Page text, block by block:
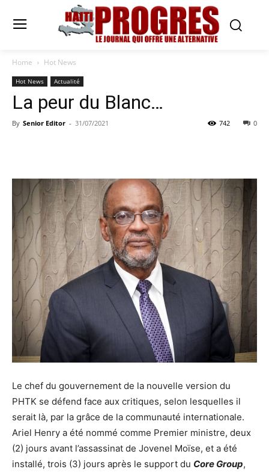
Home Hot News
Hot News Actualité
La peur du Blanc…
By Senior Editor - 31/07/2021 0
742
Le chef du gouvernement de la nouvelle version du
PHTK se défend face aux critiques, selon lesquelles il
serait là, par la grâce de la communauté internationale.
Ariel Henry a été nommé comme Premier ministre, deux
(2) jours avant l’assassinat de Jovenel Moïse, et a été
installé, trois (3) jours après le support du Core Group,